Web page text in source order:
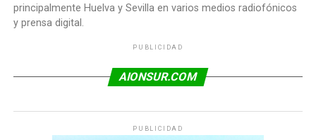
principalmente Huelva y Sevilla en varios medios radiofónicos
y prensa digital.
PUBLICIDAD
AIONSUR.COM
PUBLICIDAD